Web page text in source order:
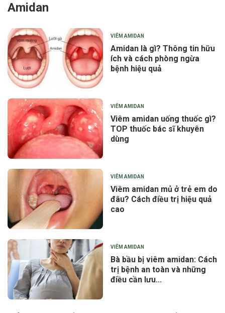
Amidan
VIÊM AMIDAN
Amidan là gì? Thông tin hữu
ích và cách phòng ngừa
bệnh hiệu quả
VIÊM AMIDAN
Viêm amidan uống thuốc gì?
TOP thuốc bác sĩ khuyên
dùng
VIÊM AMIDAN
Viêm amidan mủ ở trẻ em do
đâu? Cách điều trị hiệu quả
cao
VIÊM AMIDAN
Bà bầu bị viêm amidan: Cách
trị bệnh an toàn và những
điều cần lưu...